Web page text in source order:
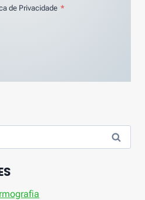
de Privacidade *